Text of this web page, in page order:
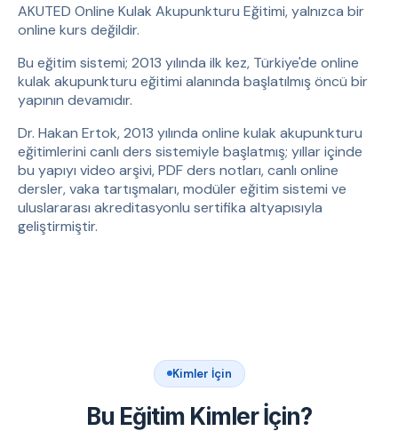
AKUTED Online Kulak Akupunkturu Eğitimi, yalnızca bir
online kurs değildir.
Bu eğitim sistemi; 2013 yılında ilk kez, Türkiye'de online
kulak akupunkturu eğitimi alanında başlatılmış öncü bir
yapının devamıdır.
Dr. Hakan Ertok, 2013 yılında online kulak akupunkturu
eğitimlerini canlı ders sistemiyle başlatmış; yıllar içinde
bu yapıyı video arşivi, PDF ders notları, canlı online
dersler, vaka tartışmaları, modüler eğitim sistemi ve
uluslararası akreditasyonlu sertifika altyapısıyla
geliştirmiştir.
Kimler İçin
Bu Eğitim Kimler İçin?